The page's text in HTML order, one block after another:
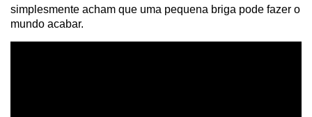
simplesmente acham que uma pequena briga pode fazer o
mundo acabar.